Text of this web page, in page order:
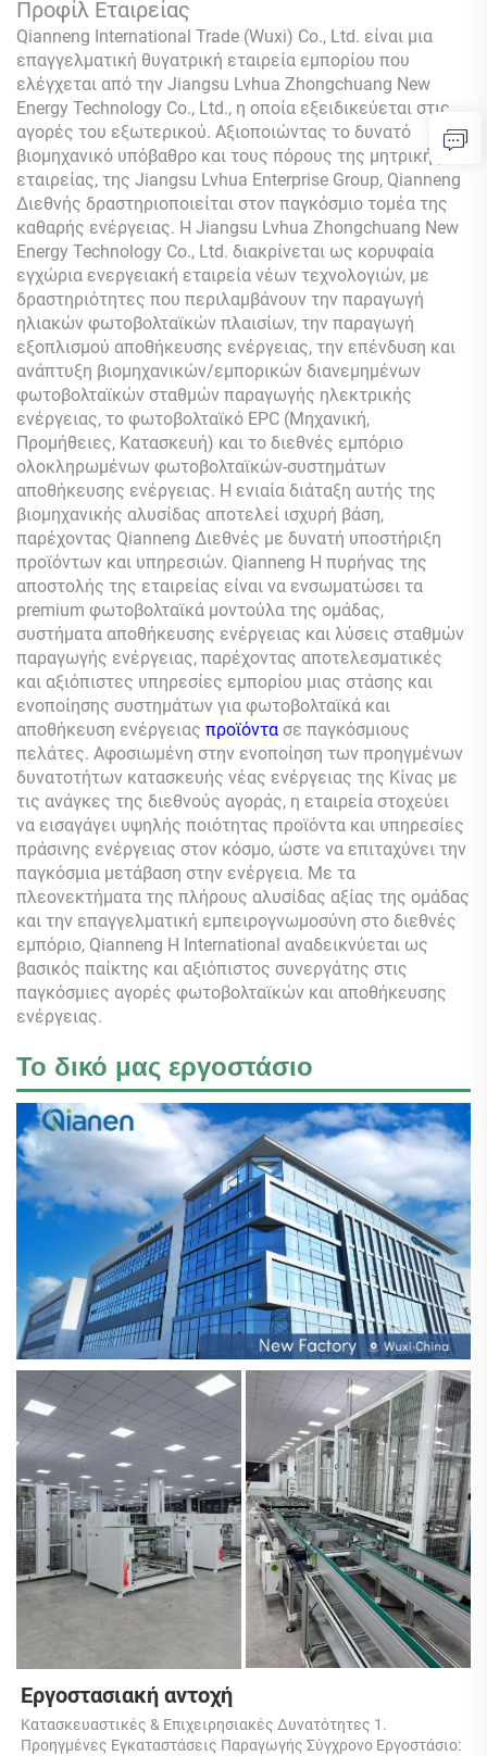
Προφίλ Εταιρείας
Qianneng International Trade (Wuxi) Co., Ltd. είναι μια
επαγγελματική θυγατρική εταιρεία εμπορίου που
ελέγχεται από την Jiangsu Lvhua Zhongchuang New
Energy Technology Co., Ltd., η οποία εξειδικεύεται στις
αγορές του εξωτερικού. Αξιοποιώντας το δυνατό
βιομηχανικό υπόβαθρο και τους πόρους της μητρικής
εταιρείας, της Jiangsu Lvhua Enterprise Group, Qianneng
Διεθνής δραστηριοποιείται στον παγκόσμιο τομέα της
καθαρής ενέργειας. Η Jiangsu Lvhua Zhongchuang New
Energy Technology Co., Ltd. διακρίνεται ως κορυφαία
εγχώρια ενεργειακή εταιρεία νέων τεχνολογιών, με
δραστηριότητες που περιλαμβάνουν την παραγωγή
ηλιακών φωτοβολταϊκών πλαισίων, την παραγωγή
εξοπλισμού αποθήκευσης ενέργειας, την επένδυση και
ανάπτυξη βιομηχανικών/εμπορικών διανεμημένων
φωτοβολταϊκών σταθμών παραγωγής ηλεκτρικής
ενέργειας, το φωτοβολταϊκό EPC (Μηχανική,
Προμήθειες, Κατασκευή) και το διεθνές εμπόριο
ολοκληρωμένων φωτοβολταϊκών-συστημάτων
αποθήκευσης ενέργειας. Η ενιαία διάταξη αυτής της
βιομηχανικής αλυσίδας αποτελεί ισχυρή βάση,
παρέχοντας Qianneng Διεθνές με δυνατή υποστήριξη
προϊόντων και υπηρεσιών. Qianneng Η πυρήνας της
αποστολής της εταιρείας είναι να ενσωματώσει τα
premium φωτοβολταϊκά μοντούλα της ομάδας,
συστήματα αποθήκευσης ενέργειας και λύσεις σταθμών
παραγωγής ενέργειας, παρέχοντας αποτελεσματικές
και αξιόπιστες υπηρεσίες εμπορίου μιας στάσης και
ενοποίησης συστημάτων για φωτοβολταϊκά και
αποθήκευση ενέργειας προϊόντα σε παγκόσμιους
πελάτες. Αφοσιωμένη στην ενοποίηση των προηγμένων
δυνατοτήτων κατασκευής νέας ενέργειας της Κίνας με
τις ανάγκες της διεθνούς αγοράς, η εταιρεία στοχεύει
να εισαγάγει υψηλής ποιότητας προϊόντα και υπηρεσίες
πράσινης ενέργειας στον κόσμο, ώστε να επιταχύνει την
παγκόσμια μετάβαση στην ενέργεια. Με τα
πλεονεκτήματα της πλήρους αλυσίδας αξίας της ομάδας
και την επαγγελματική εμπειρογνωμοσύνη στο διεθνές
εμπόριο, Qianneng Η International αναδεικνύεται ως
βασικός παίκτης και αξιόπιστος συνεργάτης στις
παγκόσμιες αγορές φωτοβολταϊκών και αποθήκευσης
ενέργειας.
Το δικό μας εργοστάσιο
Εργοστασιακή αντοχή
Κατασκευαστικές & Επιχειρησιακές Δυνατότητες 1.
Προηγμένες Εγκαταστάσεις Παραγωγής Σύγχρονο Εργοστάσιο: